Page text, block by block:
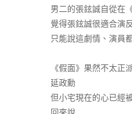
男二的張鉉誠自從在
覺得張鉉誠很適合演
只能說這劇情、演員
《假面》果然不太正
延政勳
但小宅現在的心已經